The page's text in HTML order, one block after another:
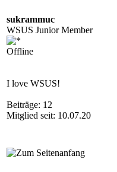
sukrammuc
WSUS Junior Member
Offline
I love WSUS!
Beiträge: 12
Mitglied seit: 10.07.20